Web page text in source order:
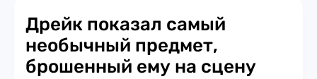
Дрейк показал самый
необычный предмет,
брошенный ему на сцену